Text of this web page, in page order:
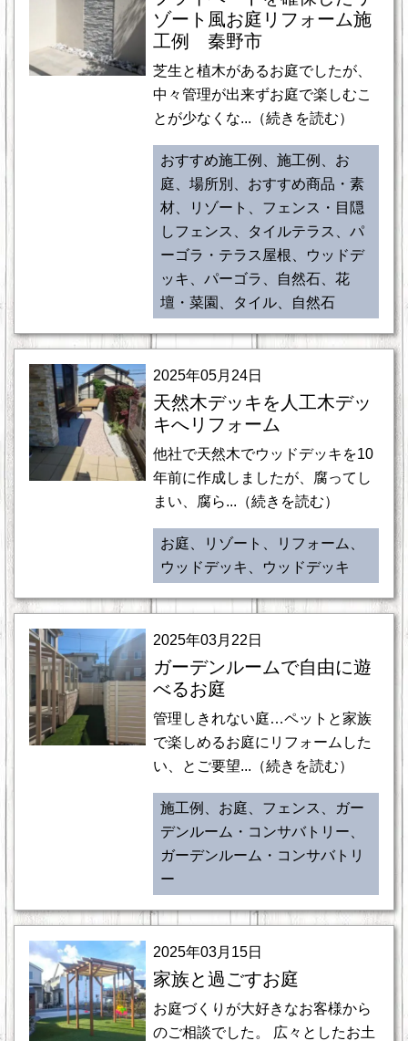
ゾート風お庭リフォーム施
工例 秦野市
芝生と植木があるお庭でしたが、
中々管理が出来ずお庭で楽しむこ
とが少なくな...（続きを読む）
おすすめ施工例、施工例、お
庭、場所別、おすすめ商品・素
材、リゾート、フェンス・目隠
しフェンス、タイルテラス、パ
ーゴラ・テラス屋根、ウッドデ
ッキ、パーゴラ、自然石、花
壇・菜園、タイル、自然石
2025年05月24日
天然木デッキを人工木デッ
キへリフォーム
他社で天然木でウッドデッキを10
年前に作成しましたが、腐ってし
まい、腐ら...（続きを読む）
お庭、リゾート、リフォーム、
ウッドデッキ、ウッドデッキ
2025年03月22日
ガーデンルームで自由に遊
べるお庭
管理しきれない庭…ペットと家族
で楽しめるお庭にリフォームした
い、とご要望...（続きを読む）
施工例、お庭、フェンス、ガー
デンルーム・コンサバトリー、
ガーデンルーム・コンサバトリ
ー
2025年03月15日
家族と過ごすお庭
お庭づくりが大好きなお客様から
のご相談でした。 広々としたお土